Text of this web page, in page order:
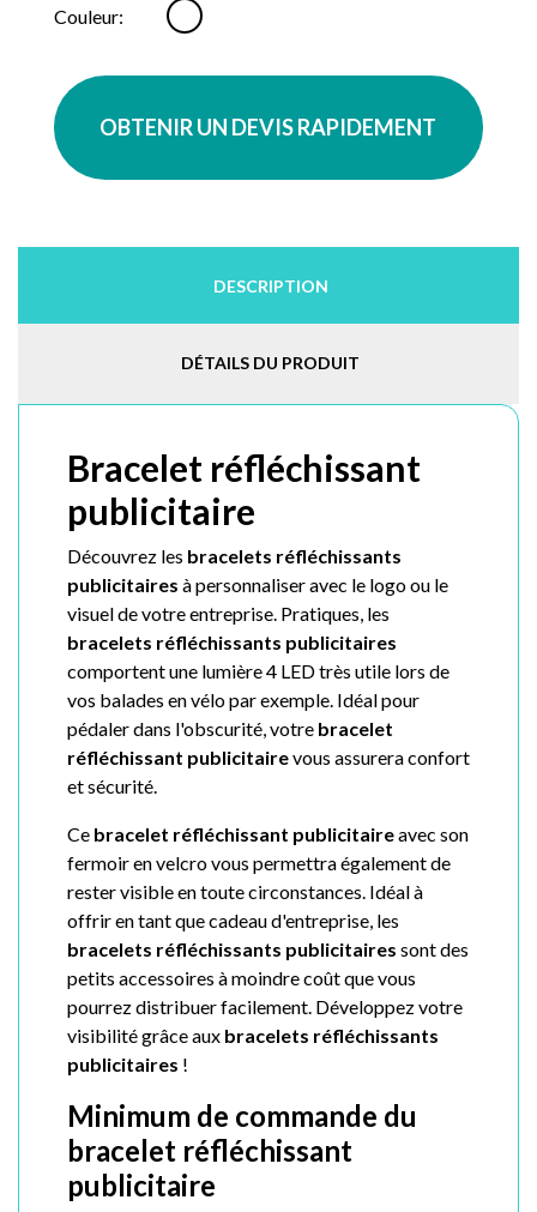
Couleur: Blanc
OBTENIR UN DEVIS RAPIDEMENT
DESCRIPTION
DÉTAILS DU PRODUIT
Bracelet réfléchissant
publicitaire
Découvrez les bracelets réfléchissants
publicitaires à personnaliser avec le logo ou le
visuel de votre entreprise. Pratiques, les
bracelets réfléchissants publicitaires
comportent une lumière 4 LED très utile lors de
vos balades en vélo par exemple. Idéal pour
pédaler dans l'obscurité, votre bracelet
réfléchissant publicitairevous assurera confort
et sécurité.
Ce bracelet réfléchissant publicitaireavec son
fermoir en velcro vous permettra également de
rester visible en toute circonstances. Idéal à
offrir en tant que cadeau d'entreprise, les
bracelets réfléchissants publicitaires sont des
petits accessoires à moindre coût que vous
pourrez distribuer facilement. Développez votre
visibilité grâce aux bracelets réfléchissants
publicitaires !
Minimum de commande du
bracelet réfléchissant
publicitaire